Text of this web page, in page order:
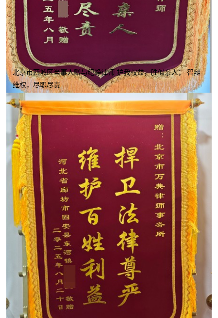
北京市西城区当事人赠与纪峥律师 护我权益，胜似亲人； 智辩
维权，尽职尽责